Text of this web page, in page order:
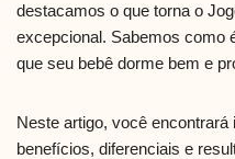
destacamos o que torna o
excepcional. Sabemos como
que seu bebê dorme bem e
Neste artigo, você
benefícios, diferenciais e